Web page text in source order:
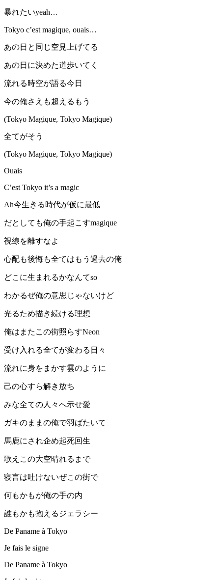
暴れたいyeah…
Tokyo c’est magique, ouais…
あの日と同じ空見上げてる
あの日に決めた道歩いてく
流れる時空が語る今日
今の俺さえも超えるもう
(Tokyo Magique, Tokyo Magique)
全てがそう
(Tokyo Magique, Tokyo Magique)
Ouais
C’est Tokyo it’s a magic
Ah今生きる時代が仮に最低
だとしても俺の手起こすmagique
視線を離すなよ
心配も後悔も全てはもう過去の俺
どこに生まれるかなんてso
わかるぜ俺の意思じゃないけど
光るため描き続ける理想
俺はまたこの街照らすNeon
受け入れる全てが変わる日々
流れに身をまかす雲のように
己の心すら解き放ち
みな全ての人々へ示せ愛
ガキのままの俺で羽ばたいて
馬鹿にされ企め起死回生
歌えこの大空晴れるまで
寝言は吐けないぜこの街で
何もかもが俺の手の内
誰もかも抱えるジェラシー
De Paname à Tokyo
Je fais le signe
De Paname à Tokyo